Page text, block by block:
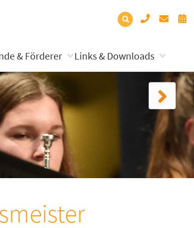
& Förderer Links & Downloads